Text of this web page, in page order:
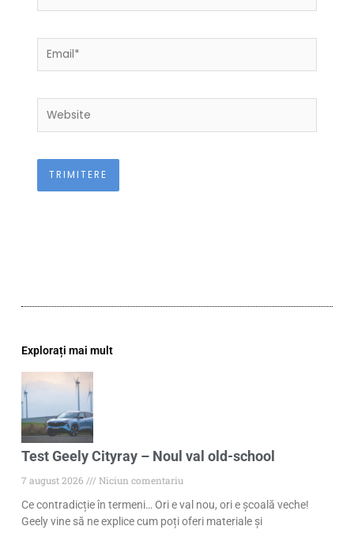
Email*
Website
Explorați mai mult
Test Geely Cityray – Noul val old-school
7 august 2026
Niciun comentariu
Ce contradicție în termeni… Ori e val nou, ori e școală veche!
Geely vine să ne explice cum poți oferi materiale și